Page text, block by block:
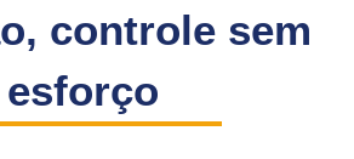
controle sem
esforço